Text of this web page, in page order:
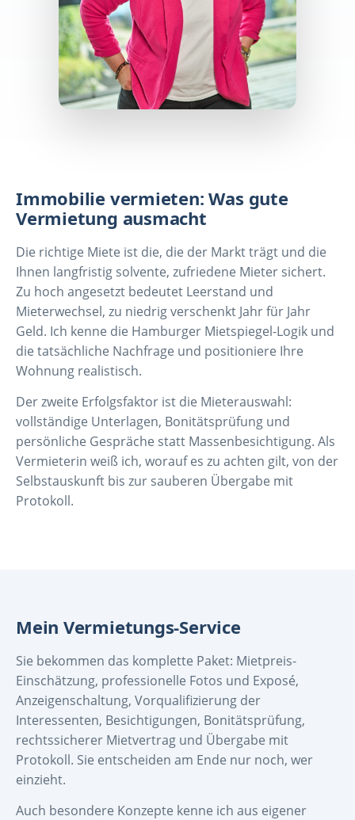
Immobilie vermieten: Was gute
Vermietung ausmacht
Die richtige Miete ist die, die der Markt trägt und die
Ihnen langfristig solvente, zufriedene Mieter sichert.
Zu hoch angesetzt bedeutet Leerstand und
Mieterwechsel, zu niedrig verschenkt Jahr für Jahr
Geld. Ich kenne die Hamburger Mietspiegel-Logik und
die tatsächliche Nachfrage und positioniere Ihre
Wohnung realistisch.
Der zweite Erfolgsfaktor ist die Mieterauswahl:
vollständige Unterlagen, Bonitätsprüfung und
persönliche Gespräche statt Massenbesichtigung. Als
Vermieterin weiß ich, worauf es zu achten gilt, von der
Selbstauskunft bis zur sauberen Übergabe mit
Protokoll.
Mein Vermietungs-Service
Sie bekommen das komplette Paket: Mietpreis-
Einschätzung, professionelle Fotos und Exposé,
Anzeigenschaltung, Vorqualifizierung der
Interessenten, Besichtigungen, Bonitätsprüfung,
rechtssicherer Mietvertrag und Übergabe mit
Protokoll. Sie entscheiden am Ende nur noch, wer
einzieht.
Auch besondere Konzepte kenne ich aus eigener